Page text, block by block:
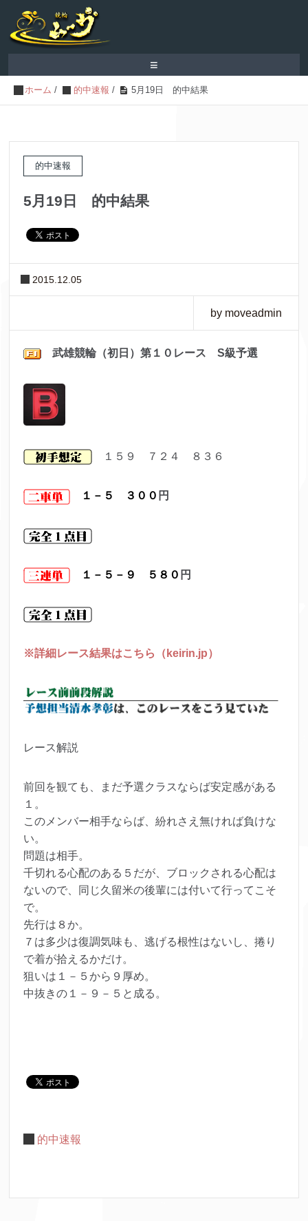
≡
ホーム / 的中速報 / 5月19日 的中結果
的中速報
5月19日 的中結果
2015.12.05
by moveadmin
武雄競輪（初日）第１０レース S級予選
１５９ ７２４ ８３６
１－５ ３００ 円
１－５－９ ５８０ 円
※詳細レース結果はこちら（keirin.jp）
レース解説
前回を観ても、まだ予選クラスならば安定感がある
１。
このメンバー相手ならば、紛れさえ無ければ負けな
い。
問題は相手。
千切れる心配のある５だが、ブロックされる心配は
ないので、同じ久留米の後輩には付いて行ってこそ
で。
先行は８か。
７は多少は復調気味も、逃げる根性はないし、捲り
で着が拾えるかだけ。
狙いは１－５から９厚め。
中抜きの１－９－５と成る。
的中速報